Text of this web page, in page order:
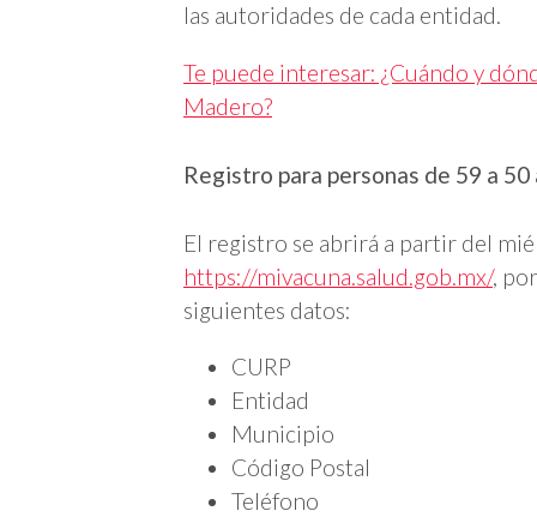
las autoridades de cada entidad.
Te puede interesar: ¿Cuándo y
Madero?
Registro para personas de 59 a 50
El registro se abrirá a partir del
https://mivacuna.salud.gob.mx/,
siguientes datos:
CURP
Entidad
Municipio
Código Postal
Teléfono